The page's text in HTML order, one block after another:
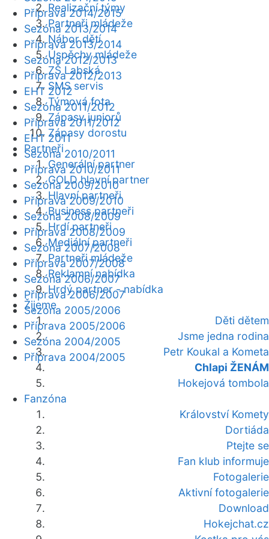
Realizační týmy
Partneři mládeže
Nábor dětí
Úspěchy mládeže
ZŠ Labská
SMS servis
Týmová fota
Zápasy juniorů
Zápasy dorostu
Partneři
Generální partner
GOLD hlavní partner
Hlavní partneři
Business partneři
Hrdí partneři
Mediální partneři
Partneři mládeže
Reklamní nabídka
Hrdý partner - nabídka
Žijeme
Děti dětem
Jsme jedna rodina
Petr Koukal a Kometa
Chlapi ŽENÁM
Hokejová tombola
Fanzóna
Království Komety
Dortiáda
Ptejte se
Fan klub informuje
Fotogalerie
Aktivní fotogalerie
Download
Hokejchat.cz
Příprava 2014/2015
Sezóna 2013/2014
Příprava 2013/2014
Sezóna 2012/2013
Příprava 2012/2013
EHT 2012
Sezóna 2011/2012
Příprava 2011/2012
EHT 2011
Sezóna 2010/2011
Příprava 2010/2011
Sezóna 2009/2010
Příprava 2009/2010
Sezóna 2008/2009
Příprava 2008/2009
Sezóna 2007/2008
Příprava 2007/2008
Sezóna 2006/2007
Příprava 2006/2007
Sezóna 2005/2006
Příprava 2005/2006
Sezóna 2004/2005
Příprava 2004/2005